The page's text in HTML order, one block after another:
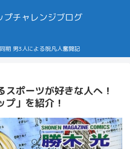
プチャレンジブログ
期 男3人による脱凡人奮闘記
スポーツが好きな人へ！
プ」を紹介！